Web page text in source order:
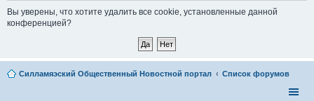
Вы уверены, что хотите удалить все cookie, установленные данной
конференцией?
Силламяэский Общественный Новостной портал Список форумов